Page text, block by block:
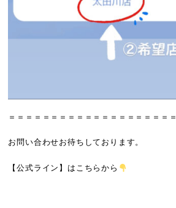
＝＝＝＝＝＝＝＝＝＝＝＝＝＝＝＝＝＝＝＝
お問い合わせお待ちしております。
【公式ライン】 はこちらから